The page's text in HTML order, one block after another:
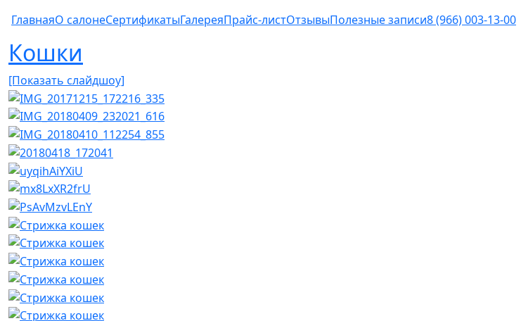
ГлавнаяО салонеСертификатыГалереяПрайс-листОтзывыПолезные записи8 (966) 003-13-00
Кошки
[Показать слайдшоу]